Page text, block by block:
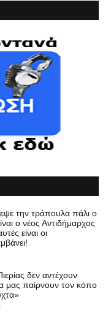
την τράπουλα πάλι ο
ο νέος Αντιδήμαρχος
είναι οι
δεν αντέχουν
μας παίρνουν τον κόπο